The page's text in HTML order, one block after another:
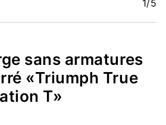
1/5
sans armatures
«Triumph True
T»